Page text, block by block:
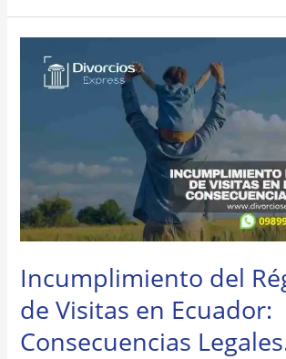
Incumplimiento del
de Visitas en Ecuador:
Consecuencias
Ecuador:
Consecuencias
Legales.